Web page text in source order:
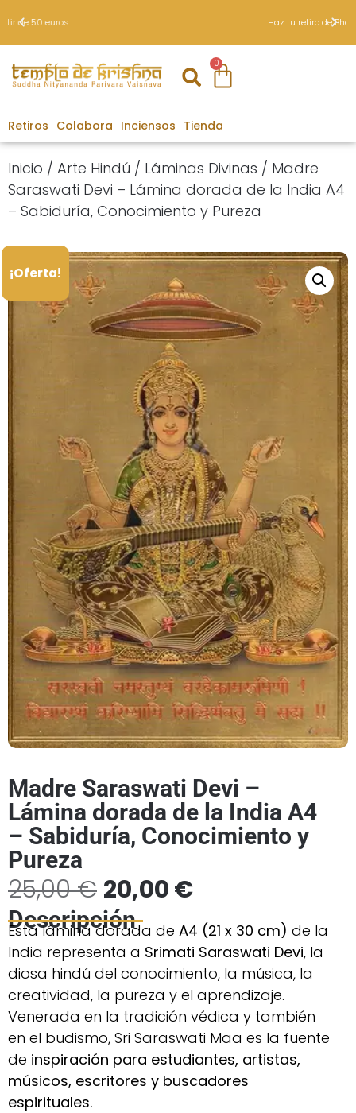
0
Retiros Colabora Inciensos Tienda
Inicio / Arte Hindú / Láminas Divinas / Madre
Saraswati Devi – Lámina dorada de la India A4
– Sabiduría, Conocimiento y Pureza
¡Oferta!
Madre Saraswati Devi –
Lámina dorada de la India A4
– Sabiduría, Conocimiento y
Pureza
25,00€ 20,00€
Descripción
Esta lámina dorada de A4 (21 x 30 cm) de la
India representa a Srimati Saraswati Devi, la
diosa hindú del conocimiento, la música, la
creatividad, la pureza y el aprendizaje.
Venerada en la tradición védica y también
en el budismo, Sri Saraswati Maa es la fuente
de inspiración para estudiantes, artistas,
músicos, escritores y buscadores
espirituales.